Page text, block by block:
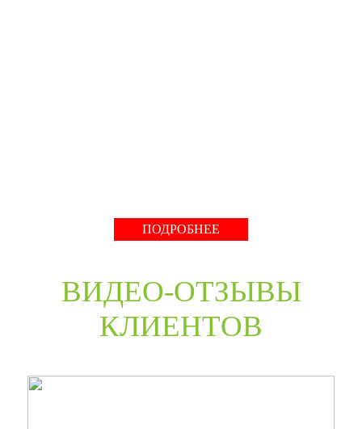
ПОДРОБНЕЕ
ВИДЕО-ОТЗЫВЫ
КЛИЕНТОВ